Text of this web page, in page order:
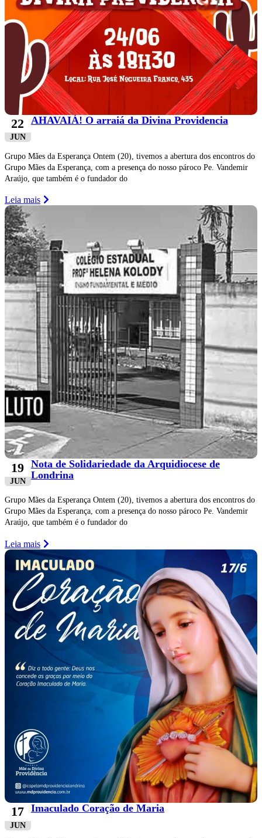
22
JUN
AHAVAIÁ! O arraiá da Divina Providencia
Grupo Mães da Esperança Ontem (20), tivemos a abertura dos encontros do
Grupo Mães da Esperança, com a presença do nosso pároco Pe. Vandemir
Araújo, que também é o fundador do
Leia mais
19
JUN
Nota de Solidariedade da Arquidiocese de
Londrina
Grupo Mães da Esperança Ontem (20), tivemos a abertura dos encontros do
Grupo Mães da Esperança, com a presença do nosso pároco Pe. Vandemir
Araújo, que também é o fundador do
Leia mais
17
JUN
Imaculado Coração de Maria